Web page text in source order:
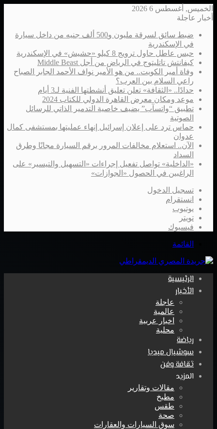
الخميس, أغسطس 6 2026
أخبار عاجلة
ضبط سائق لسرقة مليون و500 ألف جنيه من داخل سيارة
في الإسكندرية
حبس عاطل حاول ترويج 8 كيلو «حشيش» في الإسكندرية
كيفانتش تاتليتوج في الرياض من أجل Middle Beast
وفاة أمير الكويت.. من هو الأمير نواف الأحمد الجابر الصباح
راعي السلام بين العرب؟
حدادًا.. «الثقافة» تعلن تعليق أنشطتها الفنية لـ3 أيام
موعد ومكان معرض القاهرة الدولي للكتاب 2024
تطبيق “واتسآب” يضيف خاصية التدمير الذاتي للرسائل
الصوتية
حماس ترد على إعلان إسرائيل إنهاء عمليتها بمستشفى كمال
عدوان
الآن.. استعلام مخالفات المرور برقم السيارة مجانًا وطرق
السداد
«الداخلية» تواصل تفعيل إجراءات «التسهيل والتيسير» على
الراغبين في الحصول «الجوازات»
تسجيل الدخول
انستقرام
يوتيوب
تويتر
فيسبوك
القائمة
الرئيسية
الأخبار
عاجلة
عالمية
اخبار عربية
محلية
رياضة
سوشيال ميديا
ثقافة وفن
المزيد
مقالات وتقارير
مطبخ
طقس
صحة
سوق السيارات والعقارات